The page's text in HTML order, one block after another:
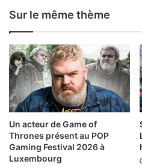
Sur le même thème
Un acteur de Game of
Thrones présent au POP
Gaming Festival 2026 à
Luxembourg